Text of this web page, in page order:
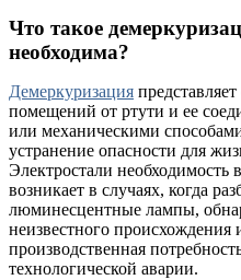
Что такое
необходима?
Демеркуризация
помещений от ртути и ее
или механическими
устранение опасности для
Электростали необходимость
возникает в случаях, когда
люминесцентные лампы,
неизвестного происхождения
производственная
технологической аварии.